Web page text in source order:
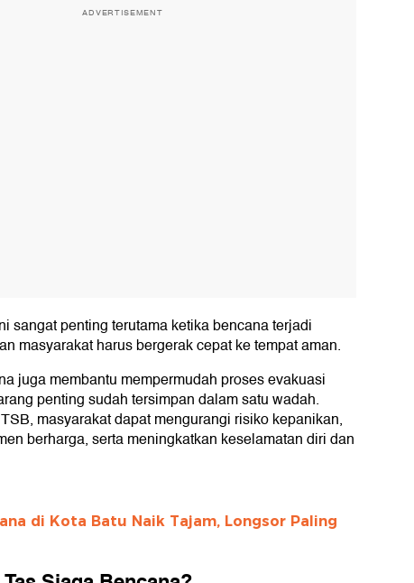
ADVERTISEMENT
sangat penting terutama ketika bencana terjadi
masyarakat harus bergerak cepat ke tempat aman.
juga membantu mempermudah proses evakuasi
penting sudah tersimpan dalam satu wadah.
masyarakat dapat mengurangi risiko kepanikan,
berharga, serta meningkatkan keselamatan diri dan
di Kota Batu Naik Tajam, Longsor Paling